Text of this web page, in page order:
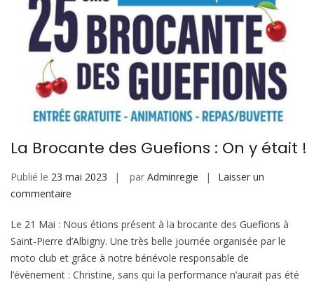
La Brocante des Guefions : On y était !
Publié le 23 mai 2023 par Adminregie
Laisser un
commentaire
Brocante
des
Guefions
Le 21 Mai : Nous étions présent à la brocante des Guefions à
Saint-Pierre d’Albigny. Une très belle journée organisée par le
moto club et grâce à notre bénévole responsable de
l’évènement : Christine, sans qui la performance n’aurait pas été